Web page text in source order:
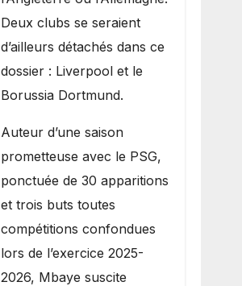
Deux clubs se seraient
d’ailleurs détachés dans ce
dossier : Liverpool et le
Borussia Dortmund.
Auteur d’une saison
prometteuse avec le PSG,
ponctuée de 30 apparitions
et trois buts toutes
compétitions confondues
lors de l’exercice 2025-
2026, Mbaye suscite